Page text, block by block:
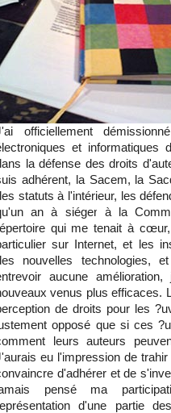
officiellement
et informatiques
la défense des droits
adhérent, la Sacem, la
statuts à l'intérieur, les
an à siéger à la
qui me tenait à
sur Internet, et les
nouvelles technologies,
aucune
venus plus efficaces.
de droits pour les
opposé que si ces
leurs auteurs
eu l'impression de
d'adhérer et de
pensé ma
d'une partie